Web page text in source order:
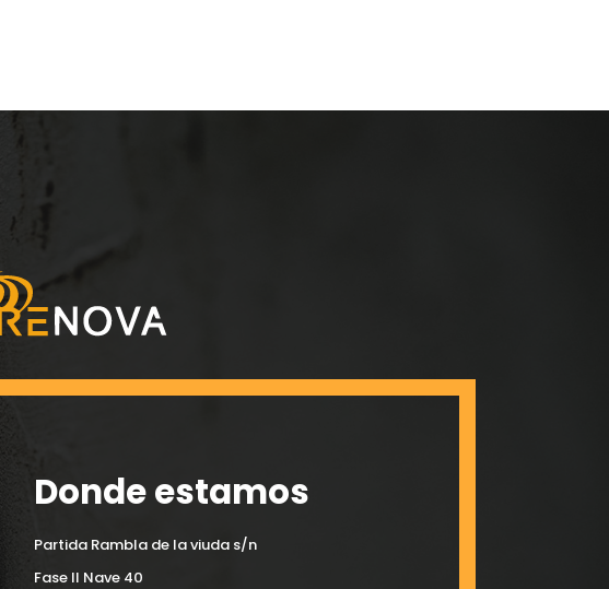
Donde estamos
Partida Rambla de la viuda s/n
Fase II Nave 40